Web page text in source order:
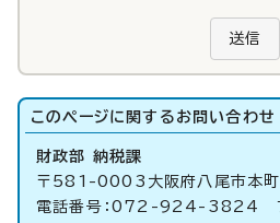
送信
このページに関する お問い合わせ
財政部 納税課
〒581-0003大阪府八尾市本
電話番号：072-924-3824 フ